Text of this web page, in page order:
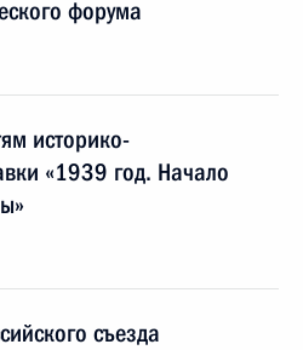
форума
историко-
«1939 год. Начало
съезда